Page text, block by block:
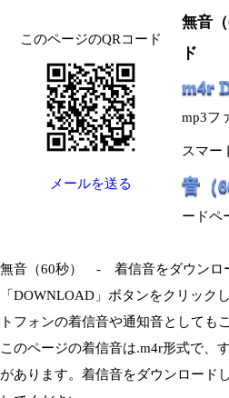
このページのQRコード
メールを送る
無音
ド
m4r
mp3フ
スマー
音（
ードペ
無音（60秒） - 着信音をダウンロ
「DOWNLOAD」ボタンをクリック
トフォンの着信音や通知音としても
このページの着信音は.m4r形式で、
があります。着信音をダウンロード